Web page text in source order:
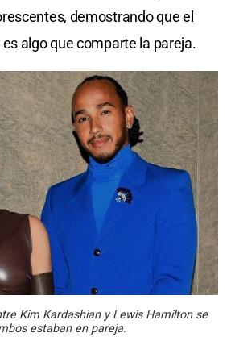
demostrando que el
algo que comparte la pareja.
Kim Kardashian y Lewis Hamilton se
estaban en pareja.